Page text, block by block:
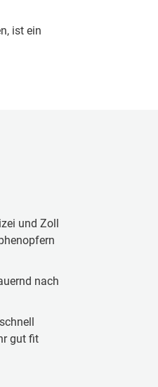
ist ein
und Zoll
nach
gut fit